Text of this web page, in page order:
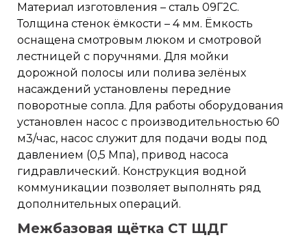
Материал изготовления – сталь 09Г2С.
Толщина стенок ёмкости – 4 мм. Ёмкость
оснащена смотровым люком и смотровой
лестницей с поручнями. Для мойки
дорожной полосы или полива зелёных
насаждений установлены передние
поворотные сопла. Для работы оборудования
установлен насос с производительностью 60
м3/час, насос служит для подачи воды под
давлением (0,5 Мпа), привод насоса
гидравлический. Конструкция водной
коммуникации позволяет выполнять ряд
дополнительных операций.
Межбазовая щётка СТ ЩДГ